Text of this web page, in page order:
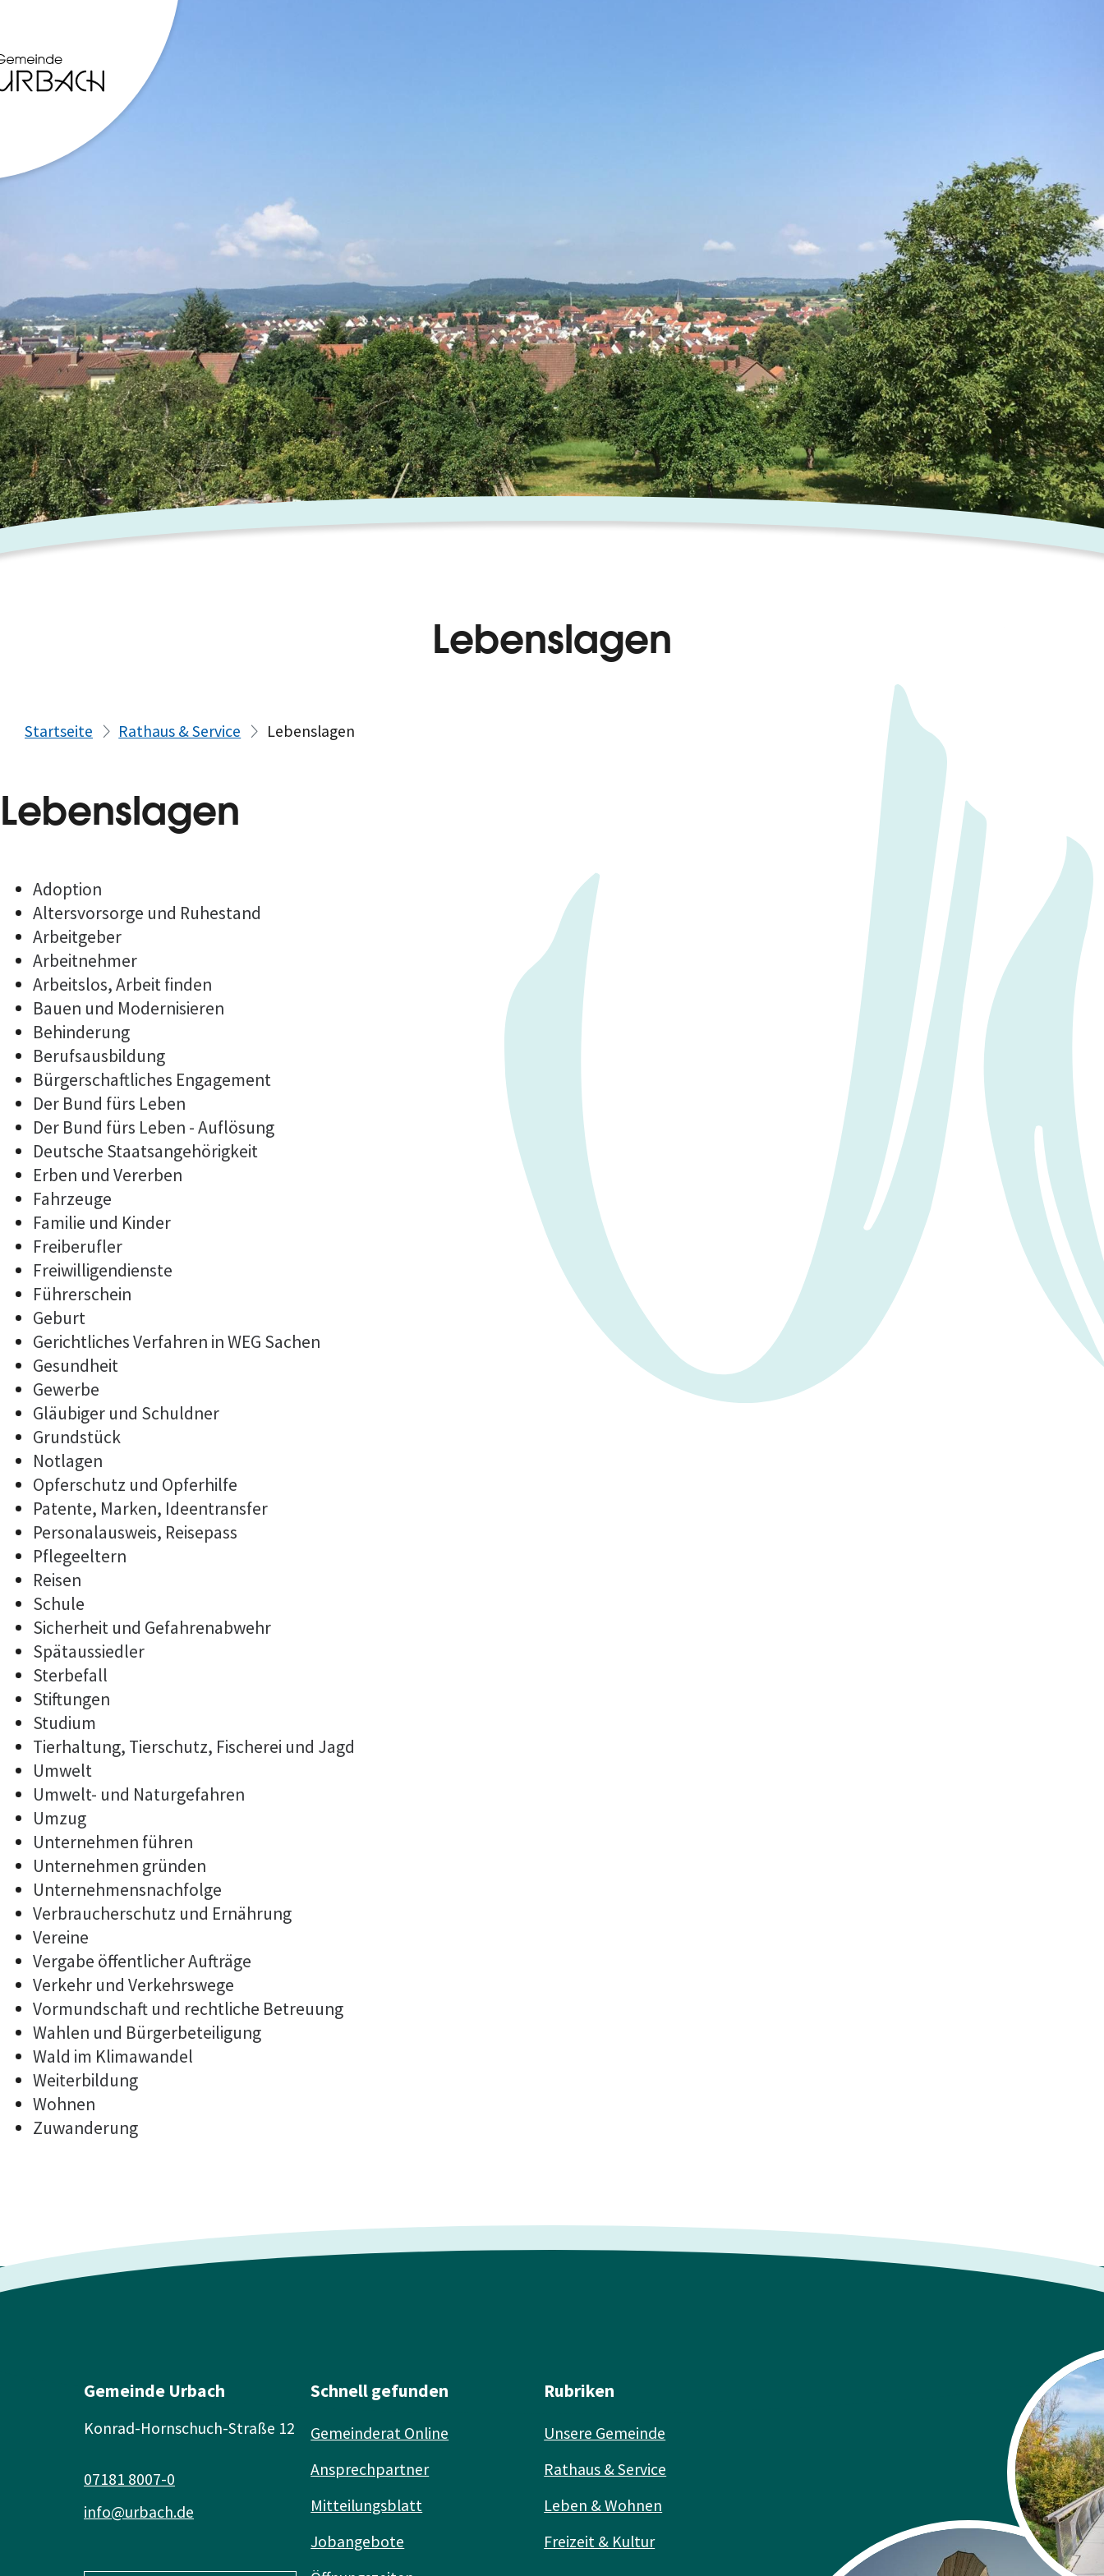
Lebenslagen
Startseite Rathaus & Service Lebenslagen
Lebenslagen
Adoption
Altersvorsorge und Ruhestand
Arbeitgeber
Arbeitnehmer
Arbeitslos, Arbeit finden
Bauen und Modernisieren
Behinderung
Berufsausbildung
Bürgerschaftliches Engagement
Der Bund fürs Leben
Der Bund fürs Leben - Auflösung
Deutsche Staatsangehörigkeit
Erben und Vererben
Fahrzeuge
Familie und Kinder
Freiberufler
Freiwilligendienste
Führerschein
Geburt
Gerichtliches Verfahren in WEG Sachen
Gesundheit
Gewerbe
Gläubiger und Schuldner
Grundstück
Notlagen
Opferschutz und Opferhilfe
Patente, Marken, Ideentransfer
Personalausweis, Reisepass
Pflegeeltern
Reisen
Schule
Sicherheit und Gefahrenabwehr
Spätaussiedler
Sterbefall
Stiftungen
Studium
Tierhaltung, Tierschutz, Fischerei und Jagd
Umwelt
Umwelt- und Naturgefahren
Umzug
Unternehmen führen
Unternehmen gründen
Unternehmensnachfolge
Verbraucherschutz und Ernährung
Vereine
Vergabe öffentlicher Aufträge
Verkehr und Verkehrswege
Vormundschaft und rechtliche Betreuung
Wahlen und Bürgerbeteiligung
Wald im Klimawandel
Weiterbildung
Wohnen
Zuwanderung
Gemeinde Urbach
Konrad-Hornschuch-Straße 12
info@urbach.de
07181 8007-0
Schnell gefunden
Gemeinderat Online
Ansprechpartner
Mitteilungsblatt
Jobangebote
Rubriken
Unsere Gemeinde
Rathaus & Service
Leben & Wohnen
Freizeit & Kultur